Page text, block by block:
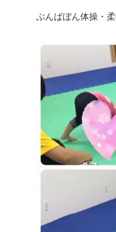
ぶんばぼん体操・